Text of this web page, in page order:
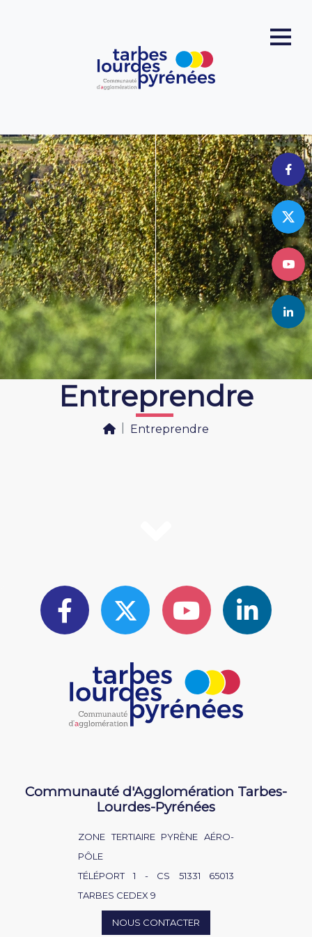
Entreprendre
Entreprendre
Communauté d'Agglomération Tarbes-
Lourdes-Pyrénées
ZONE TERTIAIRE PYRÈNE AÉRO-
PÔLE
TÉLÉPORT 1 - CS 51331 65013
TARBES CEDEX 9
NOUS CONTACTER